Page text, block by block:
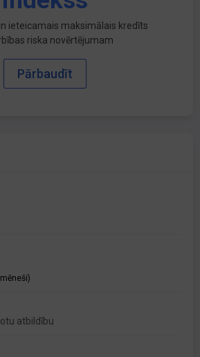
ieteicamais maksimālais kredīts
riska novērtējumam
Pārbaudīt
atbildību